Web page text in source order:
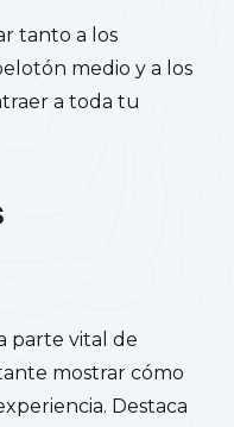
tanto a los
medio y a los
a toda tu
parte vital de
mostrar cómo
Destaca